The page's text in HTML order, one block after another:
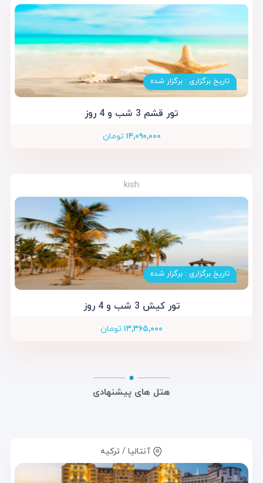
تاریخ برگزاری : برگزار شده
تور قشم 3 شب و 4 روز
۱۴,۰۹۰,۰۰۰ تومان
kish
تاریخ برگزاری : برگزار شده
تور کیش 3 شب و 4 روز
۱۳,۳۶۵,۰۰۰ تومان
هتل های پیشنهادی
آنتالیا / ترکیه